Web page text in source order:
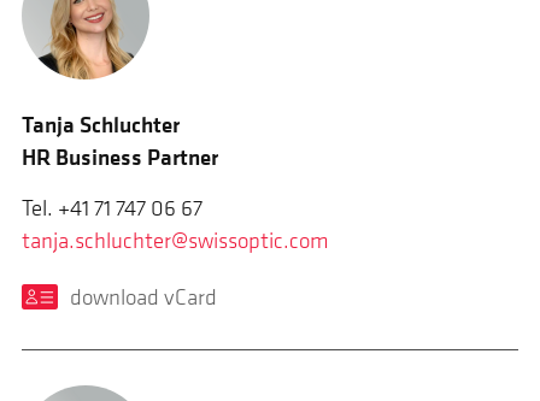
Tanja Schluchter
HR Business Partner
Tel. +41 71 747 06 67
tanja.schluchter@swissoptic.com
download vCard